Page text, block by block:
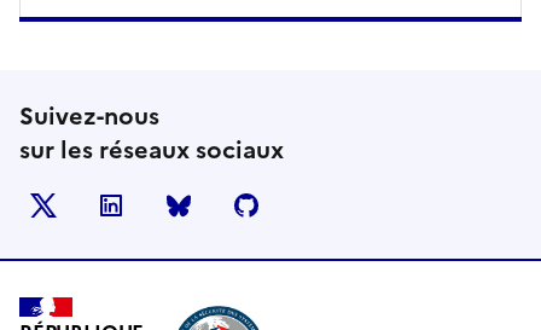
Suivez-nous
sur les réseaux sociaux
LinkedIn BlueSky